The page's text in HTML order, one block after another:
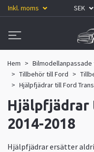
Inkl. moms SEK
Hem
Tillbehör till Ford
Hjälpfjädrar till Ford
Hjälpfjädrar
2014-2018
Hjälpfjädrar ersätter